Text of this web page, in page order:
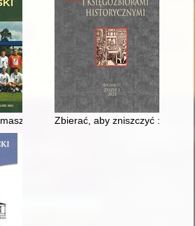
na przełomie XVIII i XIX w
Zbierać, aby zniszczyć :